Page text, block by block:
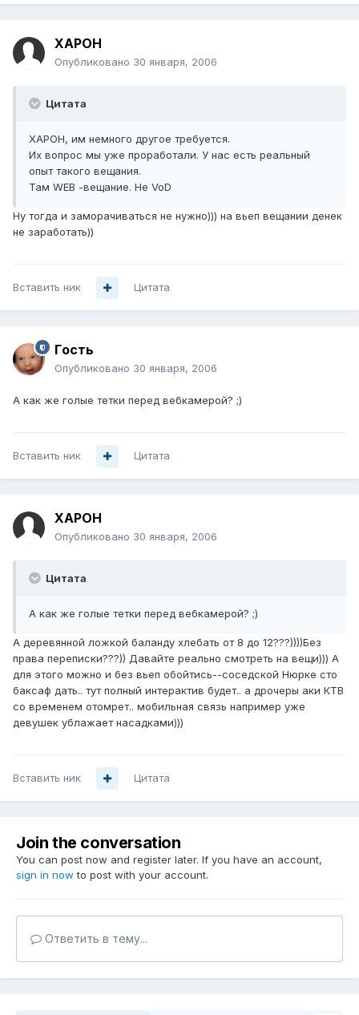
XAPOH
Опубликовано 30 января, 2006
Цитата
ХАРОН, им немного другое требуется.
Их вопрос мы уже проработали. У нас есть реальный
опыт такого вещания.
Там WEB -вещание. Не VoD
Ну тогда и заморачиваться не нужно))) на вьеп вещании денек
не заработать))
Вставить ник Цитата
Гoсть
Опубликовано 30 января, 2006
А как же голые тетки перед вебкамерой? ;)
Вставить ник Цитата
XAPOH
Опубликовано 30 января, 2006
Цитата
А как же голые тетки перед вебкамерой? ;)
А деревянной ложкой баланду хлебать от 8 до 12???))))Без
права переписки???)) Давайте реально смотреть на вещи))) А
для этого можно и без вьеп обойтись--соседской Нюрке сто
баксаф дать.. тут полный интерактив будет.. а дрочеры аки КТВ
со временем отомрет.. мобильная связь например уже
девушек ублажает насадками)))
Вставить ник Цитата
Join the conversation
You can post now and register later. If you have an account,
sign in now to post with your account.
Ответить в тему...